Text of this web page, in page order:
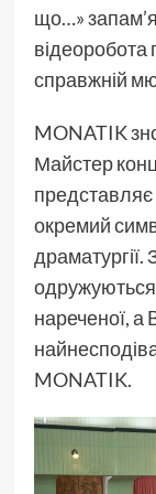
що…»
відеоробота
справжній
MONATIK
Майстер
представляє
окремий
нареченої, а
MONATIK.